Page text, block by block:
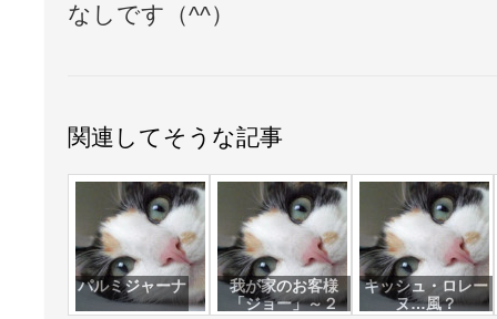
なしです（^^）
関連してそうな記事
パルミジャーナ
我が家のお客様
「ジョー」～２
キッシュ・ロレー
ヌ…風？